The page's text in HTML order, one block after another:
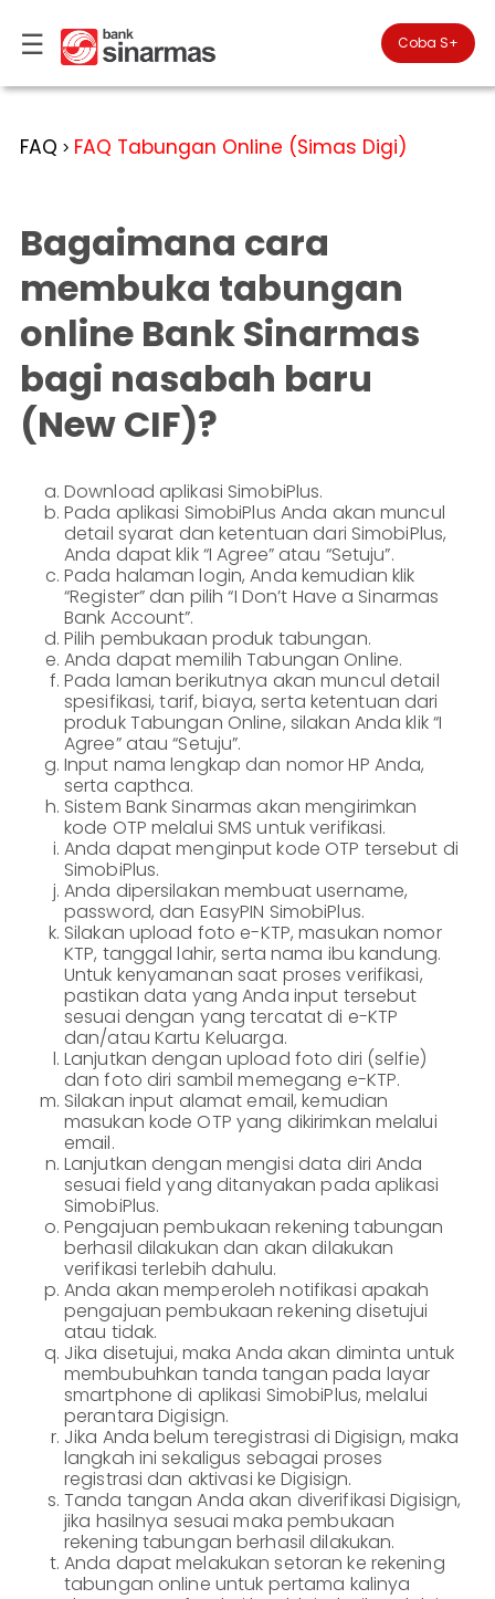
☰× 
#FinansialLebihBaik
Kategori
Bantuan
Deposito
Kartu
Kredit
Reksadana
Bancasurance
SimobiPlus
Lainnya
in
Personal
Banking
Perbankan
Prioritas
Business
Banking
Teman
KPR
Services
Customer
Information
Investor
Relations
Karir
Kantor
Coba
SimobiPlus
ID
EN
Coba S+
FAQ > FAQ Tabungan Online (Simas Digi)
Bagaimana cara
membuka tabungan
online Bank Sinarmas
bagi nasabah baru
(New CIF)?
Download aplikasi SimobiPlus.
Pada aplikasi SimobiPlus Anda akan muncul
detail syarat dan ketentuan dari SimobiPlus,
Anda dapat klik “I Agree” atau “Setuju”.
Pada halaman login, Anda kemudian klik
“Register” dan pilih “I Don’t Have a Sinarmas
Bank Account”.
Pilih pembukaan produk tabungan.
Anda dapat memilih Tabungan Online.
Pada laman berikutnya akan muncul detail
spesifikasi, tarif, biaya, serta ketentuan dari
produk Tabungan Online, silakan Anda klik “I
Agree” atau “Setuju”.
Input nama lengkap dan nomor HP Anda,
serta capthca.
Sistem Bank Sinarmas akan mengirimkan
kode OTP melalui SMS untuk verifikasi.
Anda dapat menginput kode OTP tersebut di
SimobiPlus.
Anda dipersilakan membuat username,
password, dan EasyPIN SimobiPlus.
Silakan upload foto e-KTP, masukan nomor
KTP, tanggal lahir, serta nama ibu kandung.
Untuk kenyamanan saat proses verifikasi,
pastikan data yang Anda input tersebut
sesuai dengan yang tercatat di e-KTP
dan/atau Kartu Keluarga.
Lanjutkan dengan upload foto diri (selfie)
dan foto diri sambil memegang e-KTP.
Silakan input alamat email, kemudian
masukan kode OTP yang dikirimkan melalui
email.
Lanjutkan dengan mengisi data diri Anda
sesuai field yang ditanyakan pada aplikasi
SimobiPlus.
Pengajuan pembukaan rekening tabungan
berhasil dilakukan dan akan dilakukan
verifikasi terlebih dahulu.
Anda akan memperoleh notifikasi apakah
pengajuan pembukaan rekening disetujui
atau tidak.
Jika disetujui, maka Anda akan diminta untuk
membubuhkan tanda tangan pada layar
smartphone di aplikasi SimobiPlus, melalui
perantara Digisign.
Jika Anda belum teregistrasi di Digisign, maka
langkah ini sekaligus sebagai proses
registrasi dan aktivasi ke Digisign.
Tanda tangan Anda akan diverifikasi Digisign,
jika hasilnya sesuai maka pembukaan
rekening tabungan berhasil dilakukan.
Anda dapat melakukan setoran ke rekening
tabungan online untuk pertama kalinya